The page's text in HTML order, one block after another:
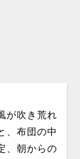
が吹き荒れ
、布団の中
、朝からの